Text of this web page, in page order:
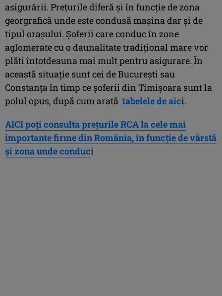
asigurării. Preţurile diferă şi în funcţie de zona
georgrafică unde este condusă maşina dar şi de
tipul oraşului. Şoferii care conduc în zone
aglomerate cu o daunalitate tradiţional mare vor
plăti întotdeauna mai mult pentru asigurare. În
această situaţie sunt cei de Bucureşti sau
Constanţa în timp ce şoferii din Timişoara sunt la
polul opus, după cum arată tabelele de aici.
AICI poţi consulta preţurile RCA la cele mai
importante firme din România, în funcţie de vârstă
şi zona unde conduci